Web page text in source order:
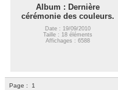
Album : Dernière
cérémonie des couleurs.
Date : 19/09/2010
Taille : 18 éléments
Affichages : 6588
Page : 1